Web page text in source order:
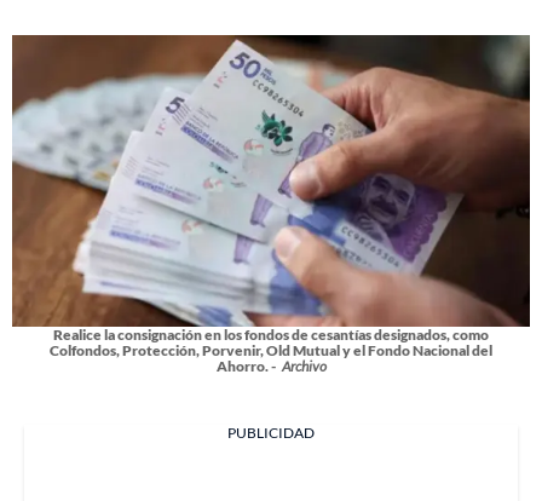
Realice la consignación en los fondos de cesantías designados, como
Colfondos, Protección, Porvenir, Old Mutual y el Fondo Nacional del
Ahorro. - Archivo
PUBLICIDAD